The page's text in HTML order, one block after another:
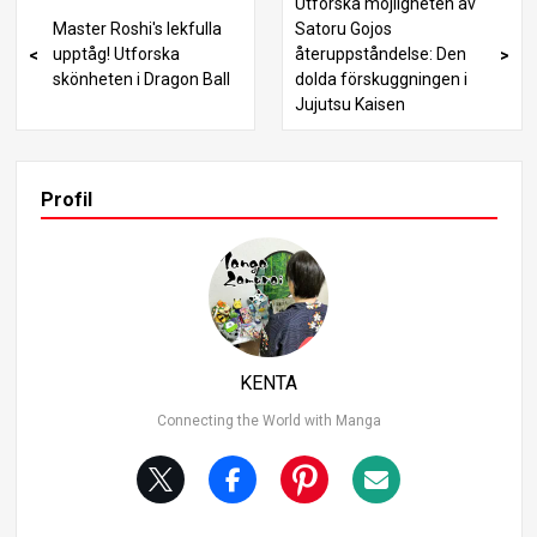
ning är en grundläggande teknik som används av huvud
personen Tanjiro. Den är särskilt populär bland användar
e på grund av dess tillgänglighet för nybörjare och dess
mindre flashiga attacker jämfört med andra andningssti
lar, vilket resulterar i relativt mindre smärta när den drab
njiro använde “Second Form: Water Wheel” för att halshu
gga honom, kände han mer av Tanjiros vänlighet än smä
rta. Känslan av att bli skuren av Water Breathing känns d
ärför som att försiktigt fångas i ett lugnande regn. 2. Kä
nsla av flammande andning Flame Breathing är en aggr
essiv teknik som används av Flame Hashira, Rengoku. D
ess kraft är oöverträffad och dess skönhet erkänns till o
monerna som mötte Rengoku var fängslade av hans sty
rka och uttryckte känslor som “han var så cool”.
Master Roshi's lekfulla
upptåg! Utforska
skönheten i Dragon Ball
Satoru Gojos
återuppståndelse: Den
dolda förskuggningen i
Jujutsu Kaisen
Profil
KENTA
Connecting the World with Manga